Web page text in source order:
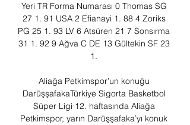
Yeri TR Forma Numarası 0 Thomas SG
27 1. 91 USA 2 Efianayi 1. 88 4 Zoriks
PG 25 1. 93 LV 6 Atsüren 21 7 Sonsırma
31 1. 92 9 Ağva C DE 13 Gültekin SF 23
1.
Aliağa Petkimspor’un konuğu
DarüşşafakaTürkiye Sigorta Basketbol
Süper Ligi 12. haftasında Aliağa
Petkimspor, yarın Darüşşafaka’yı konuk